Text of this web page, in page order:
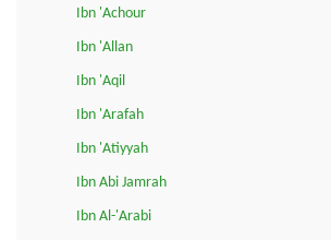
Ibn 'Achour
Ibn 'Allan
Ibn 'Aqil
Ibn 'Arafah
Ibn 'Atiyyah
Ibn Abi Jamrah
Ibn Al-'Arabi